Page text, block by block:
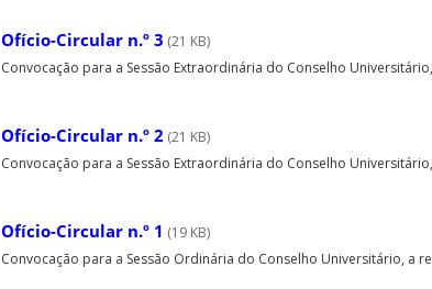
Ofício-Circular n.º 3 (21 KB)
Convocação para a Sessão Extraordinária do Conselho
Ofício-Circular n.º 2 (21 KB)
Convocação para a Sessão Extraordinária do Conselho
Ofício-Circular n.º 1 (19 KB)
Convocação para a Sessão Ordinária do Conselho Universitário, a